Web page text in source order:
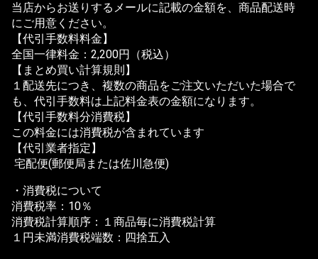
当店からお送りするメールに記載の金額を、商品配送時
にご用意ください。
【代引手数料料金】
全国一律料金：2,200円（税込）
【まとめ買い計算規則】
１配送先につき、複数の商品をご注文いただいた場合で
も、代引手数料は上記料金表の金額になります。
【代引手数料分消費税】
この料金には消費税が含まれています
【代引業者指定】
宅配便(郵便局または佐川急便)
・消費税について
消費税率：10％
消費税計算順序：１商品毎に消費税計算
１円未満消費税端数：四捨五入